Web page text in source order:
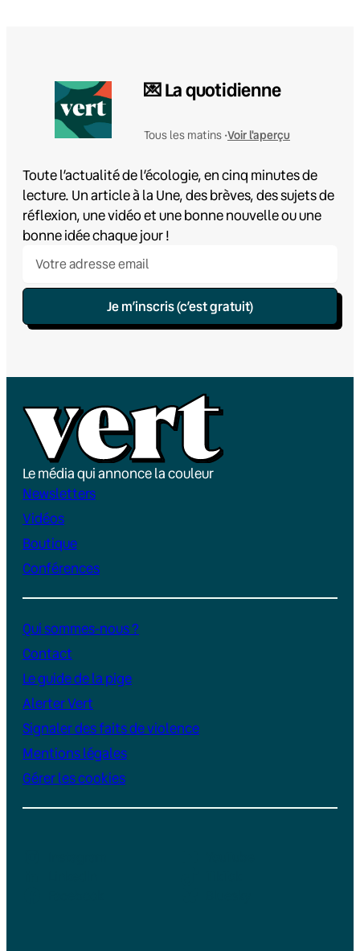
💌 La quotidienne
Tous les matins •Voir l'aperçu
Toute l’actualité de l’écologie, en cinq minutes de
lecture. Un article à la Une, des brèves, des sujets de
réflexion, une vidéo et une bonne nouvelle ou une
bonne idée chaque jour !
Je m’inscris (c’est gratuit)
Le média qui annonce la couleur
Newsletters
Vidéos
Boutique
Conférences
Qui sommes-nous ?
Contact
Le guide de la pige
Alerter Vert
Signaler des faits de violence
Mentions légales
Gérer les cookies